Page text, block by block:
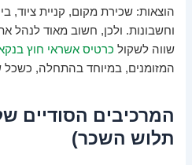
הוצאות: שכירת מקום, קניית ציוד,
וחשבונות. ולכן, חשוב מאוד לנהל
שווה לשקול כרטיס אשראי חוץ
המזומנים, במיוחד בהתחלה,
המרכיבים הסודיים
תלוש השכר)